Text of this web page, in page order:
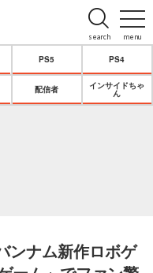
menu
search
PS5 PS4
配信者
インサイドちゃ
ん
ンナム新作ロボゲ